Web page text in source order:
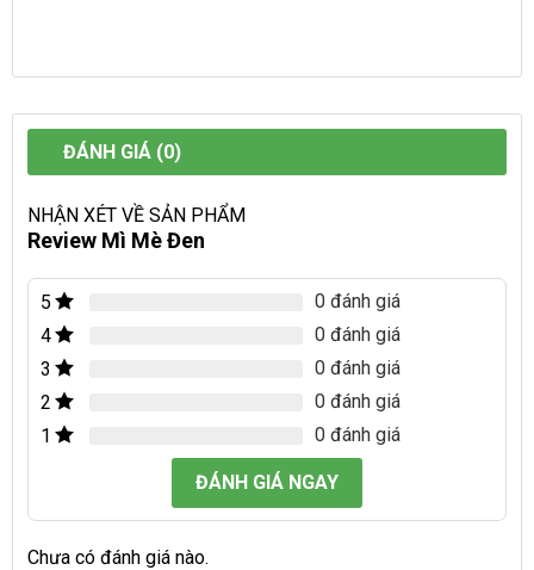
ĐÁNH GIÁ (0)
NHẬN XÉT VỀ SẢN PHẨM
Review Mì Mè Đen
5
0 đánh giá
4
0 đánh giá
3
0 đánh giá
2
0 đánh giá
1
0 đánh giá
ĐÁNH GIÁ NGAY
Chưa có đánh giá nào.